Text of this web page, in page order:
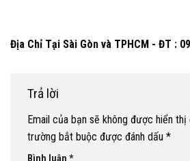
Địa Chỉ Tại Sài Gòn và TPHCM - ĐT :
Trả lời
Email của bạn sẽ không được hiển thị
trường bắt buộc được đánh dấu *
Bình luận *